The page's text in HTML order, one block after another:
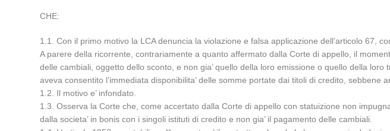
CHE:
1.1. Con il primo motivo la LCA denuncia la violazione e falsa applicazione dell’articolo 67,
A parere della ricorrente, contrariamente a quanto affermato dalla Corte di appello, il
delle cambiali, oggetto dello sconto, e non gia’ quello della loro emissione o quello della
aveva consentito l’immediata disponibilita’ delle somme portate dai titoli di credito, sebbene
1.2. Il motivo e’ infondato.
1.3. Osserva la Corte che, come accertato dalla Corte di appello con statuizione non
dalla societa’ in bonis con i singoli istituti di credito e non gia’ il pagamento delle cambiali.